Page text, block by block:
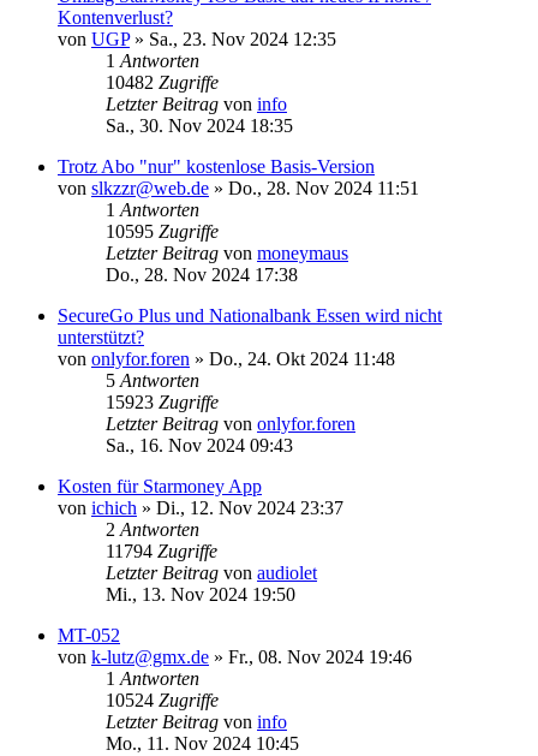
Kontenverlust?
von UGP» Sa., 23. Nov 2024 12:35
1 Antworten
10482 Zugriffe
Letzter Beitrag von info
Sa., 30. Nov 2024 18:35
Trotz Abo "nur" kostenlose Basis-Version
von slkzzr@web.de » Do., 28. Nov 2024 11:51
1 Antworten
10595 Zugriffe
Letzter Beitrag von moneymaus
Do., 28. Nov 2024 17:38
SecureGo Plus und Nationalbank Essen wird nicht
unterstützt?
von onlyfor.foren » Do., 24. Okt 2024 11:48
5 Antworten
15923 Zugriffe
Letzter Beitrag von onlyfor.foren
Sa., 16. Nov 2024 09:43
Kosten für Starmoney App
von ichich » Di., 12. Nov 2024 23:37
2 Antworten
11794 Zugriffe
Letzter Beitrag von audiolet
Mi., 13. Nov 2024 19:50
MT-052
von k-lutz@gmx.de » Fr., 08. Nov 2024 19:46
1 Antworten
10524 Zugriffe
Letzter Beitrag von info
Mo., 11. Nov 2024 10:45